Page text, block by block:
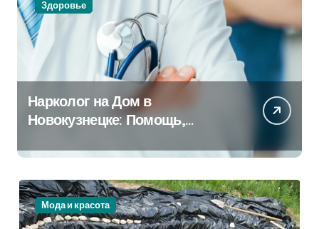
Здоровье
Нарколог на Дом в
Новокузнецке: Помощь,
Мода и красота